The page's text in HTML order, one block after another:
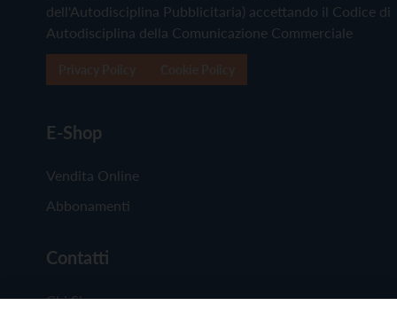
dell'Autodisciplina Pubblicitaria) accettando il Codice di
Autodisciplina della Comunicazione Commerciale
E-Shop
Vendita Online
Abbonamenti
Contatti
Chi Siamo